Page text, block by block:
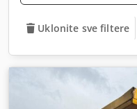
Uklonite sve filtere